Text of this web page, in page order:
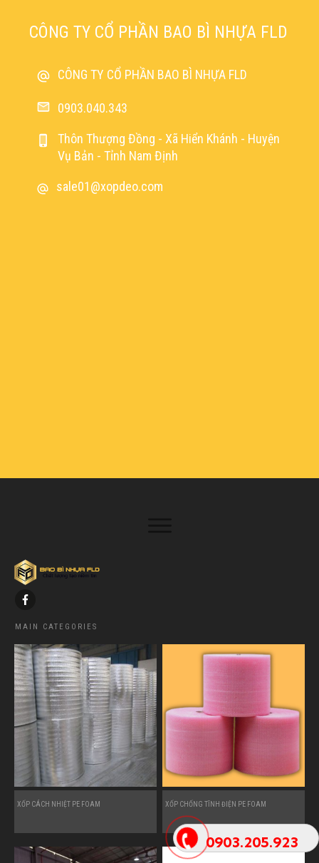
0903.205.923
CÔNG TY CỔ PHẦN BAO BÌ NHỰA FLD
CÔNG TY CỔ PHẦN BAO BÌ NHỰA FLD
0903.040.343
Thôn Thượng Đồng - Xã Hiển Khánh - Huyện
Vụ Bản - Tỉnh Nam Định
sale01@xopdeo.com
MAIN CATEGORIES
XỐP CÁCH NHIỆT PE FOAM XỐP CHỐNG TĨNH ĐIỆN PE FOAM